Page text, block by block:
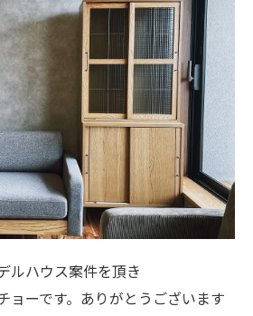
ルハウス案件を頂き
ョーです。ありがとうございます